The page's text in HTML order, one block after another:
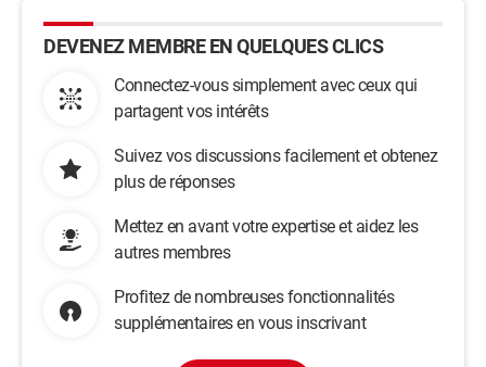
DEVENEZ MEMBRE EN QUELQUES CLICS
Connectez-vous simplement avec ceux qui
partagent vos intérêts
Suivez vos discussions facilement et obtenez
plus de réponses
Mettez en avant votre expertise et aidez les
autres membres
Profitez de nombreuses fonctionnalités
supplémentaires en vous inscrivant